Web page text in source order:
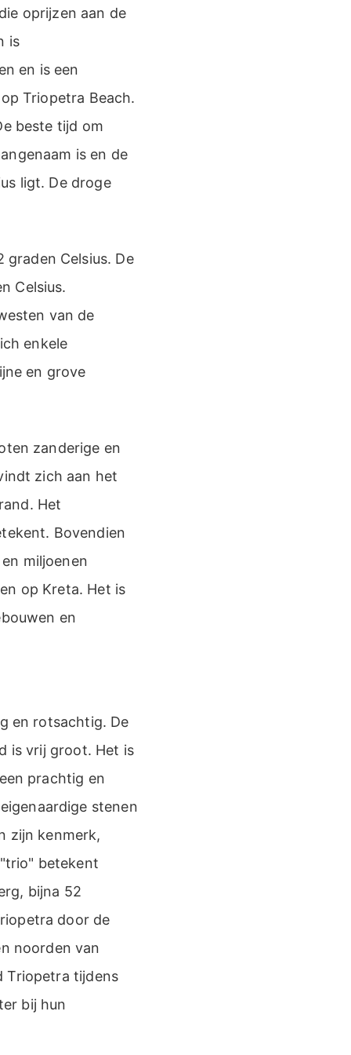
oprijzen aan de
is
en is een
Triopetra Beach.
beste tijd om
is en de
ligt. De droge
graden Celsius. De
Celsius.
van de
enkele
en grove
zanderige en
zich aan het
Het
Bovendien
miljoenen
op Kreta. Het is
en
en rotsachtig. De
is vrij groot. Het is
prachtig en
stenen
zijn kenmerk,
betekent
bijna 52
door de
noorden van
Triopetra tijdens
bij hun